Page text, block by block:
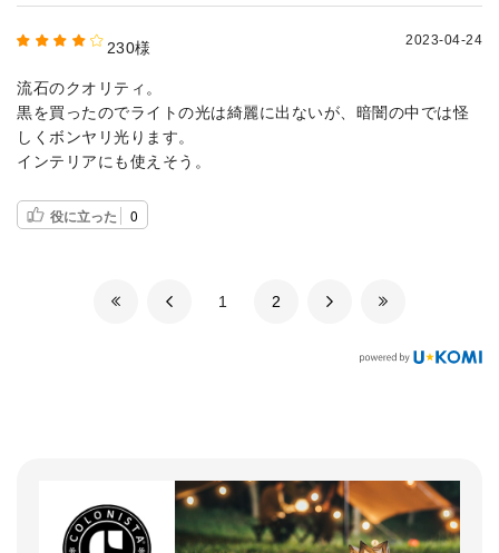
230様 2023-04-24
流石のクオリティ。
黒を買ったのでライトの光は綺麗に出ないが、暗闇の中では怪
しくボンヤリ光ります。
インテリアにも使えそう。
役に立った 0
​1 ​2